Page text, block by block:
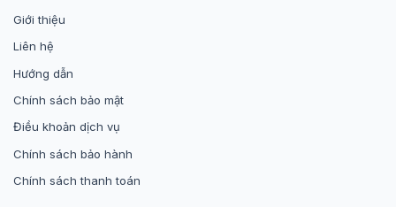
Giới thiệu
Liên hệ
Hướng dẫn
Chính sách bảo mật
Điều khoản dịch vụ
Chính sách bảo hành
Chính sách thanh toán